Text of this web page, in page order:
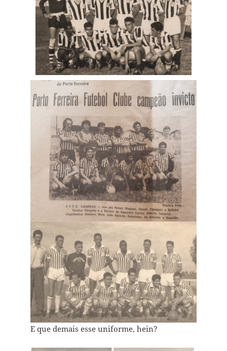
E que demais esse uniforme, hein?